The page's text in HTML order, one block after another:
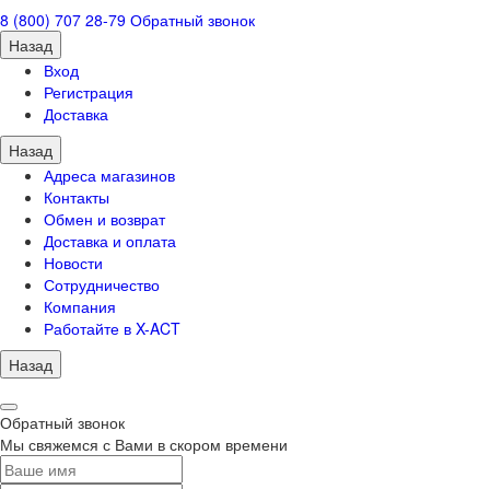
8 (800) 707 28-79 Обратный звонок
Назад
Вход
Регистрация
Доставка
Назад
Адреса магазинов
Контакты
Обмен и возврат
Доставка и оплата
Новости
Сотрудничество
Компания
Работайте в X-ACT
Назад
Обратный звонок
Мы свяжемся с Вами в скором времени